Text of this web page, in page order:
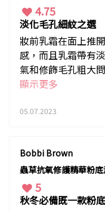
4.75
淡化毛孔細紋之選
妝前乳霜在面上推
感，而且乳霜帶有
氣和修飾毛孔粗大
後可以極速出門，非
顯示更多
05.07.2023
Bobbi Brown
蟲草抗氧修護精華粉底
5
秋冬必備既一款粉底